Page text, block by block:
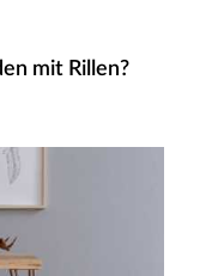
mit Rillen?